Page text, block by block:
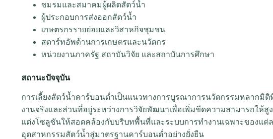
ชมรมและสมาคมผู้ผลิตสัตว์น้ำ
ผู้ประกอบการส่งออกสัตว์น้ำ
เกษตรกรรายย่อยและวิสาหกิจชุมชน
สตาร์ทอัพด้านการเกษตรและนวัตกร
หน่วยงานภาครัฐ สถาบันวิจัย และสถาบันการศึกษา
สถานะปัจจุบัน
การเลี้ยงสัตว์น้ำคาร์บอนต่ำเป็นแนวทางการบูรณาการนวัตกรรมหลากมิ
งานจริงและส่วนที่อยู่ระหว่างการวิจัยพัฒนาเพื่อเพิ่มขีดความสามารถให้
แต่งโซลูชันให้สอดคล้องกับบริบทพื้นที่และระบบการทำงานเฉพาะของแต่
อุตสาหกรรมสัตว์น้ำสู่มาตรฐานคาร์บอนต่ำอย่างยั่งยืน